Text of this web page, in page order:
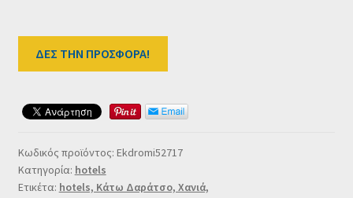
ΔΕΣ ΤΗΝ ΠΡΟΣΦΟΡΑ!
Κωδικός προϊόντος: Ekdromi52717
Κατηγορία: hotels
Ετικέτα: hotels, Κάτω Δαράτσο, Χανιά,